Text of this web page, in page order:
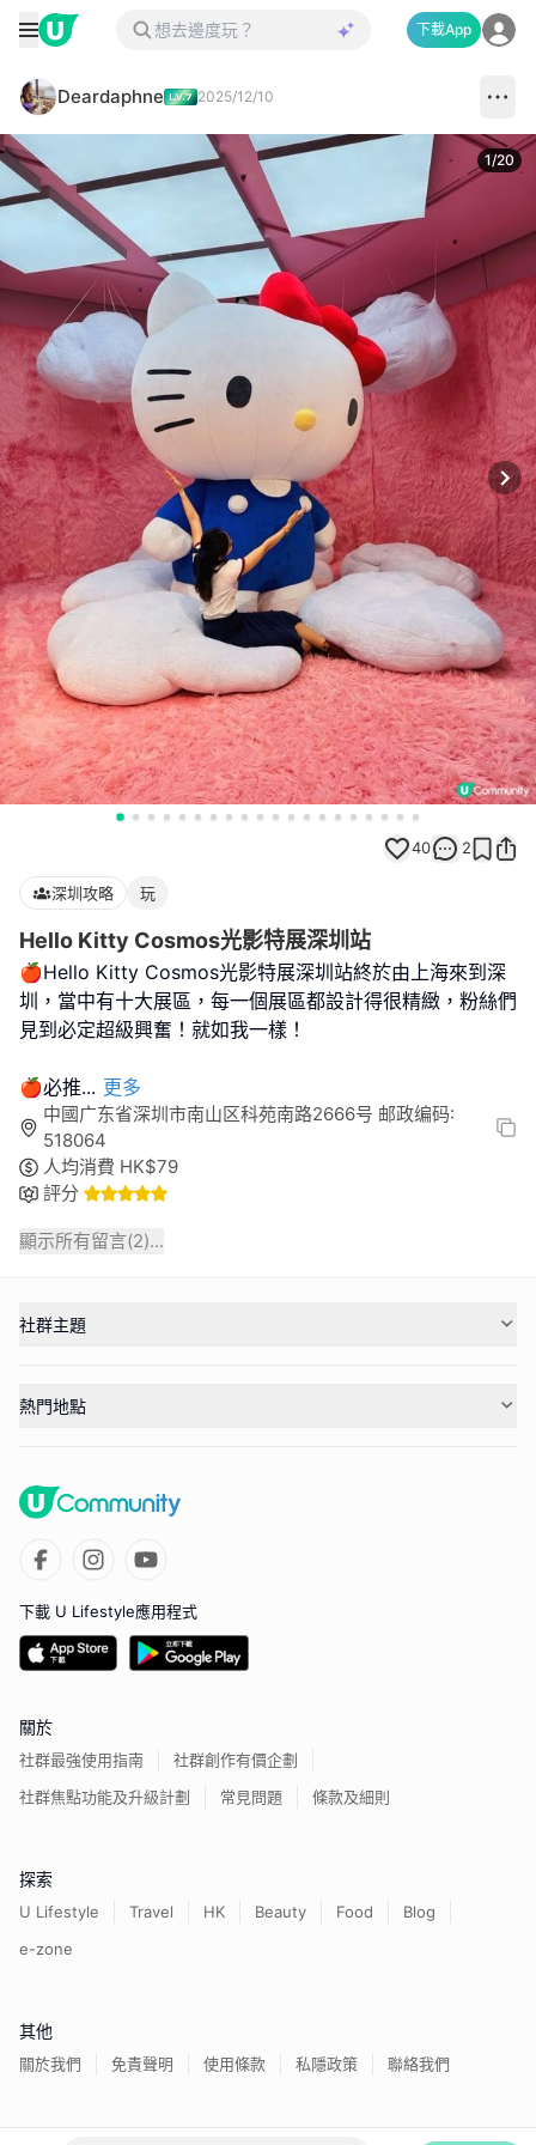
下載App
Deardaphne 2025/12/10
1/20
40 2
深圳攻略 玩
Hello Kitty Cosmos光影特展深圳站
🍎Hello Kitty Cosmos光影特展深圳站終於由上海來到深
圳，當中有十大展區，每一個展區都設計得很精緻，粉絲們
見到必定超級興奮！就如我一樣！
🍎必推... 更多
中國广东省深圳市南山区科苑南路2666号 邮政编码:
518064
人均消費 HK$79
評分
顯示所有留言(2)...
社群主題
熱門地點
下載 U Lifestyle應用程式
關於
社群最強使用指南
社群創作有價企劃
社群焦點功能及升級計劃
常見問題 條款及細則
探索
U Lifestyle Travel HK Beauty Food
Blog
e-zone
其他
關於我們 免責聲明 使用條款 私隱政策 聯絡我們